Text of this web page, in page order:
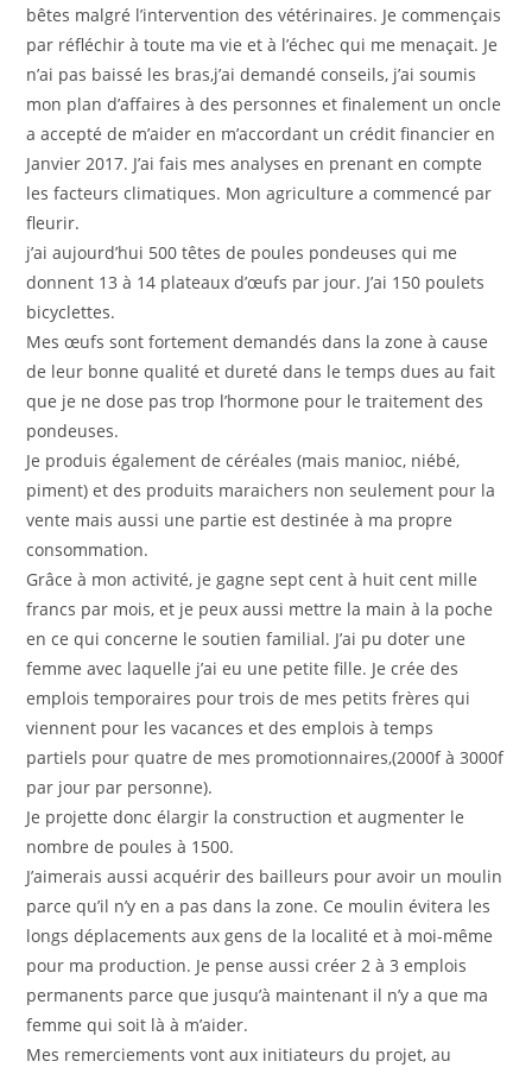
bêtes malgré l’intervention des vétérinaires. Je commençais
par réfléchir à toute ma vie et à l’échec qui me menaçait. Je
n’ai pas baissé les bras,j’ai demandé conseils, j’ai soumis
mon plan d’affaires à des personnes et finalement un oncle
a accepté de m’aider en m’accordant un crédit financier en
Janvier 2017. J’ai fais mes analyses en prenant en compte
les facteurs climatiques. Mon agriculture a commencé par
fleurir.
j’ai aujourd’hui 500 têtes de poules pondeuses qui me
donnent 13 à 14 plateaux d’œufs par jour. J’ai 150 poulets
bicyclettes.
Mes œufs sont fortement demandés dans la zone à cause
de leur bonne qualité et dureté dans le temps dues au fait
que je ne dose pas trop l’hormone pour le traitement des
pondeuses.
Je produis également de céréales (mais manioc, niébé,
piment) et des produits maraichers non seulement pour la
vente mais aussi une partie est destinée à ma propre
consommation.
Grâce à mon activité, je gagne sept cent à huit cent mille
francs par mois, et je peux aussi mettre la main à la poche
en ce qui concerne le soutien familial. J’ai pu doter une
femme avec laquelle j’ai eu une petite fille. Je crée des
emplois temporaires pour trois de mes petits frères qui
viennent pour les vacances et des emplois à temps
partiels pour quatre de mes promotionnaires,(2000f à 3000f
par jour par personne).
Je projette donc élargir la construction et augmenter le
nombre de poules à 1500.
J’aimerais aussi acquérir des bailleurs pour avoir un moulin
parce qu’il n’y en a pas dans la zone. Ce moulin évitera les
longs déplacements aux gens de la localité et à moi-même
pour ma production. Je pense aussi créer 2 à 3 emplois
permanents parce que jusqu’à maintenant il n’y a que ma
femme qui soit là à m’aider.
Mes remerciements vont aux initiateurs du projet, au